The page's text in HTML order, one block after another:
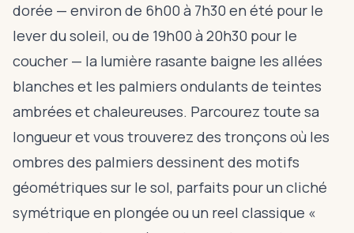
dorée — environ de 6h00 à 7h30 en été pour le
lever du soleil, ou de 19h00 à 20h30 pour le
coucher — la lumière rasante baigne les allées
blanches et les palmiers ondulants de teintes
ambrées et chaleureuses. Parcourez toute sa
longueur et vous trouverez des tronçons où les
ombres des palmiers dessinent des motifs
géométriques sur le sol, parfaits pour un cliché
symétrique en plongée ou un reel classique «